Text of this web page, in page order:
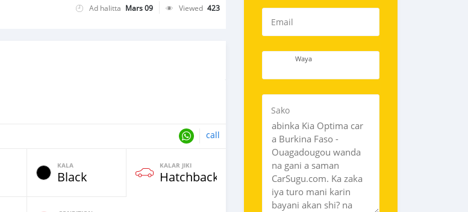
Ad halitta Mars 09 Viewed 423
call
KALA
Black
KALAR JIKI
Hatchbacks
Email
Waya
Sako